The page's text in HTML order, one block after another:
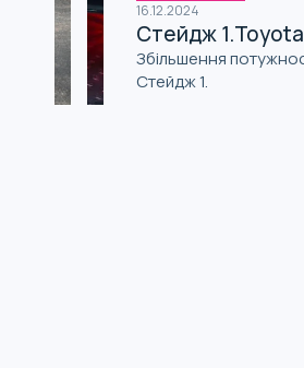
16.12.2024
Стейдж
Збільшення
Стейдж 1.